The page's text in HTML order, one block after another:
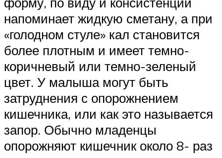
напоминает жидкую сметану, а при
«голодном стуле» кал становится
более плотным и имеет темно-
коричневый или темно-зеленый
цвет. У малыша могут быть
затруднения с опорожнением
кишечника, или как это называется
запор. Обычно младенцы
опорожняют кишечник около 8- раз